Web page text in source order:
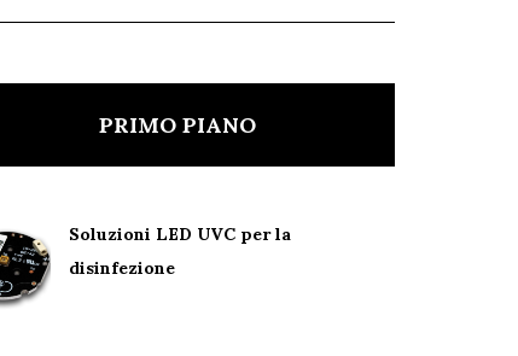
PRIMO PIANO
Soluzioni LED UVC per la
disinfezione